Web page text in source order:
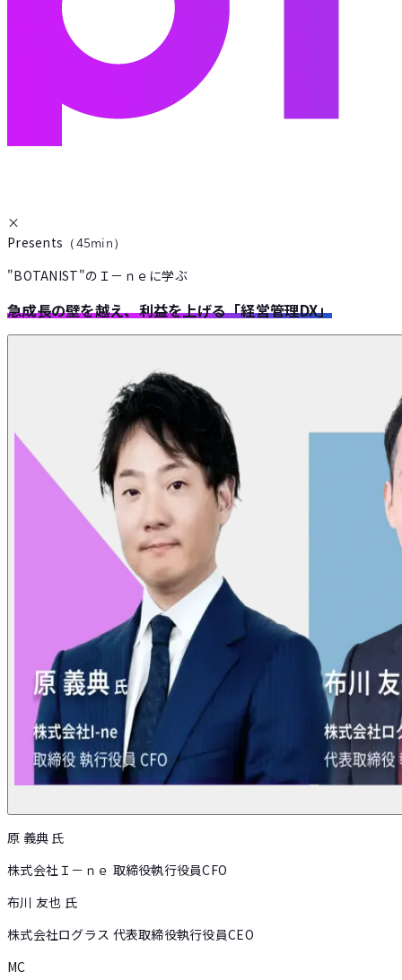
×
Presents （45min）
"BOTANIST"のＩ－ｎｅに学ぶ
急成長の壁を越え、利益を上げる「経営管理DX」
原 義典 氏
株式会社Ｉ－ｎｅ 取締役執行役員CFO
布川 友也 氏
株式会社ログラス 代表取締役執行役員CEO
MC